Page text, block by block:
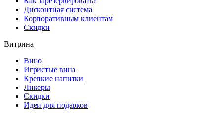
Дисконтная система
Корпоративным клиентам
Скидки
Витрина
Вино
Игристые вина
Крепкие напитки
Ликеры
Скидки
Идеи для подарков